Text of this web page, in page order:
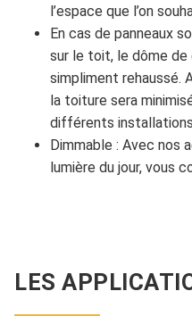
l’espace que l’on
En cas de panneaux
sur le toit, le dôme
simpliment rehaussé.
la toiture sera
différents
Dimmable : Avec nos
lumière du jour, vous
LES